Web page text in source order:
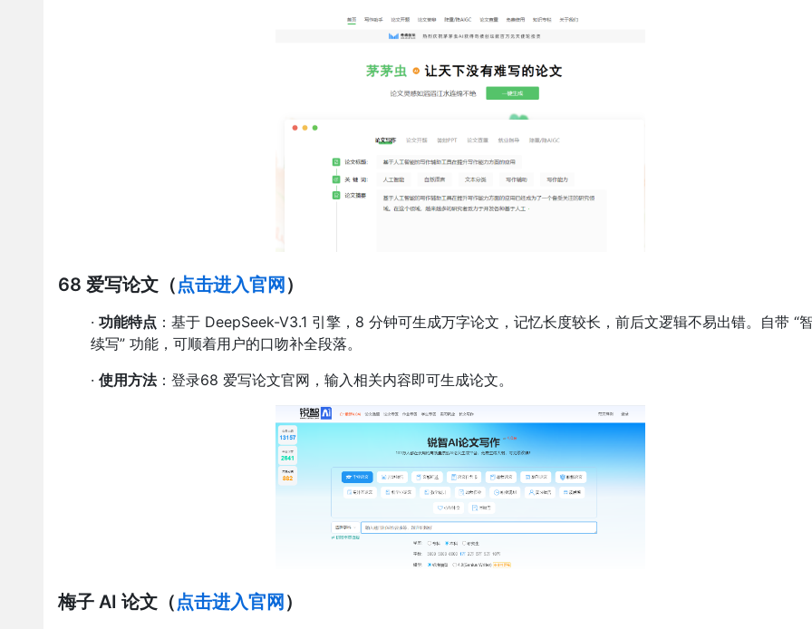
68 爱写论文 （点击进入官网 ）
· 功能特点 ：基于 DeepSeek-V3.1 引擎，8 分钟可生成万字论文，记忆长度较长，前后文逻辑不易出错。自带 “
续写” 功能，可顺着用户的口吻补全段落。
· 使用方法：登录68 爱写论文官网，输入相关内容即可生成论文。
梅子 AI 论文 （点击进入官网 ）